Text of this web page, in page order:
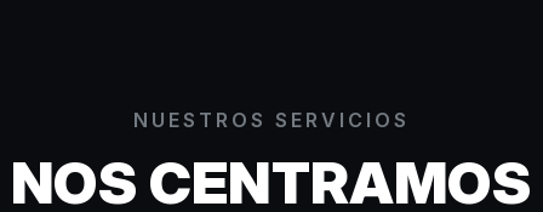
NUESTROS SERVICIOS
NOS CENTRAMOS